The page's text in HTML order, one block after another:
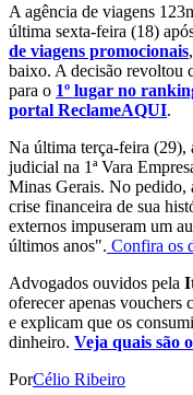
A agência de viagens
última sexta-feira (18)
de viagens promocionais
baixo. A decisão revoltou
para o 1º lugar no
portal ReclameAQUI.
Na última terça-feira (29),
judicial na 1ª Vara
Minas Gerais. No pedido,
crise financeira de sua
externos impuseram um
últimos anos". Confira os
Advogados ouvidos pela
oferecer apenas vouchers
e explicam que os
dinheiro. Veja quais são
PorCélio Ribeiro